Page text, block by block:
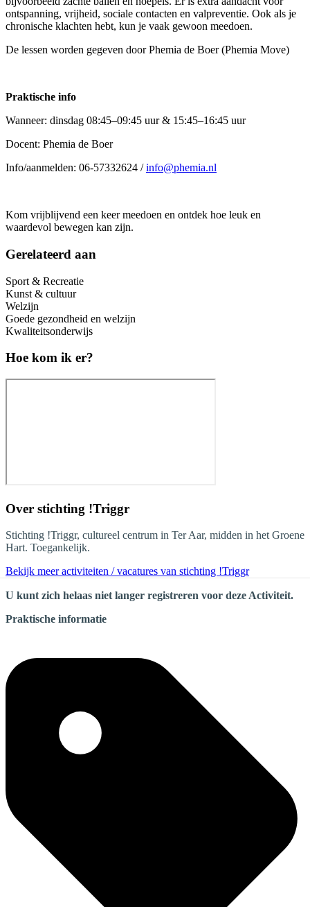
ontspanning, vrijheid, sociale contacten en valpreventie. Ook als je
chronische klachten hebt, kun je vaak gewoon meedoen.
De lessen worden gegeven door Phemia de Boer (Phemia Move)
Praktische info
Wanneer: dinsdag 08:45–09:45 uur & 15:45–16:45 uur
Docent: Phemia de Boer
Info/aanmelden: 06-57332624 /info@phemia.nl
Kom vrijblijvend een keer meedoen en ontdek hoe leuk en
waardevol bewegen kan zijn.
Gerelateerd aan
Sport & Recreatie
Kunst & cultuur
Welzijn
Goede gezondheid en welzijn
Kwaliteitsonderwijs
Hoe kom ik er?
Over stichting !Triggr
Stichting !Triggr, cultureel centrum in Ter Aar, midden in het Groene
Hart. Toegankelijk.
Bekijk meer activiteiten / vacatures van stichting !Triggr
U kunt zich helaas niet langer registreren voor deze Activiteit.
Praktische informatie